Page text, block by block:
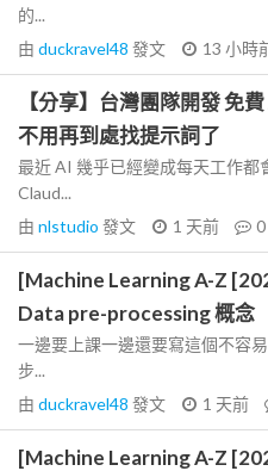
的...
由 duckravel48 發文 13 小時
【分享】台灣團隊開發 免
不用再到處找提示詞了
最近 AI 幾乎已經變成每天工作都
Claud...
由 nlstudio 發文 1 天前 0
[Machine Learning A-Z
Data pre-processing 概念
一邊要上課一邊還要寫這個不容
步...
由 duckravel48 發文 1 天前
[Machine Learning A-Z